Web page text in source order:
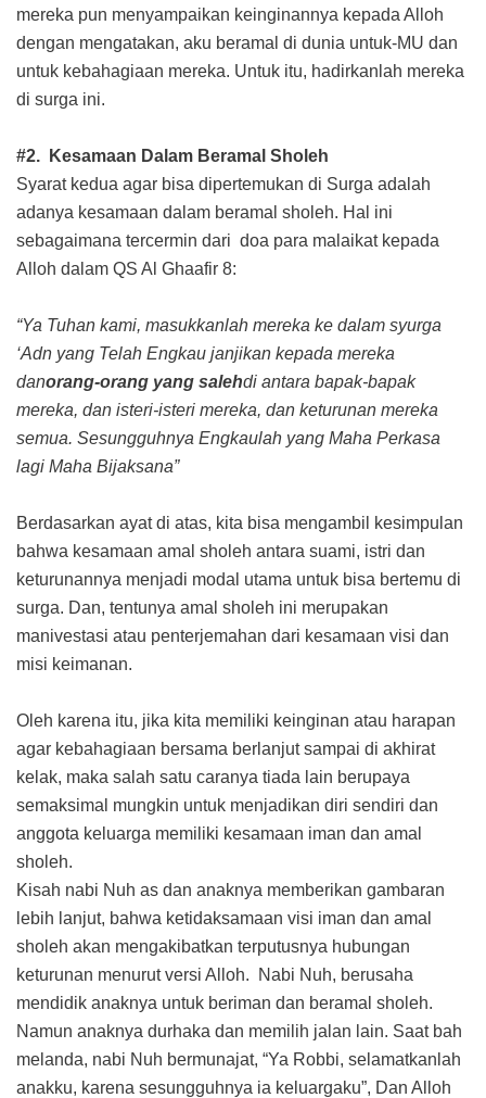
mereka pun menyampaikan keinginannya kepada Alloh
dengan mengatakan, aku beramal di dunia untuk-MU dan
untuk kebahagiaan mereka. Untuk itu, hadirkanlah mereka
di surga ini.
#2. Kesamaan Dalam Beramal Sholeh
Syarat kedua agar bisa dipertemukan di Surga adalah
adanya kesamaan dalam beramal sholeh. Hal ini
sebagaimana tercermin dari doa para malaikat kepada
Alloh dalam QS Al Ghaafir 8:
“Ya Tuhan kami, masukkanlah mereka ke dalam syurga
‘Adn yang Telah Engkau janjikan kepada mereka
danorang-orang yang salehdi antara bapak-bapak
mereka, dan isteri-isteri mereka, dan keturunan mereka
semua. Sesungguhnya Engkaulah yang Maha Perkasa
lagi Maha Bijaksana”
Berdasarkan ayat di atas, kita bisa mengambil kesimpulan
bahwa kesamaan amal sholeh antara suami, istri dan
keturunannya menjadi modal utama untuk bisa bertemu di
surga. Dan, tentunya amal sholeh ini merupakan
manivestasi atau penterjemahan dari kesamaan visi dan
misi keimanan.
Oleh karena itu, jika kita memiliki keinginan atau harapan
agar kebahagiaan bersama berlanjut sampai di akhirat
kelak, maka salah satu caranya tiada lain berupaya
semaksimal mungkin untuk menjadikan diri sendiri dan
anggota keluarga memiliki kesamaan iman dan amal
sholeh.
Kisah nabi Nuh as dan anaknya memberikan gambaran
lebih lanjut, bahwa ketidaksamaan visi iman dan amal
sholeh akan mengakibatkan terputusnya hubungan
keturunan menurut versi Alloh. Nabi Nuh, berusaha
mendidik anaknya untuk beriman dan beramal sholeh.
Namun anaknya durhaka dan memilih jalan lain. Saat bah
melanda, nabi Nuh bermunajat, “Ya Robbi, selamatkanlah
anakku, karena sesungguhnya ia keluargaku”, Dan Alloh